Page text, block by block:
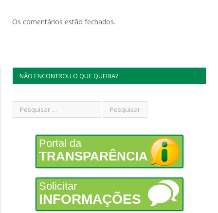
Os comentários estão fechados.
NÃO ENCONTROU O QUE QUERIA?
Portal da
TRANSPARÊNCIA
Solicitar
INFORMAÇÕES